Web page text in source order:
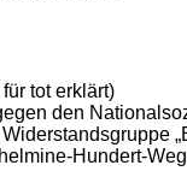
tot erklärt)
den
Hundert-